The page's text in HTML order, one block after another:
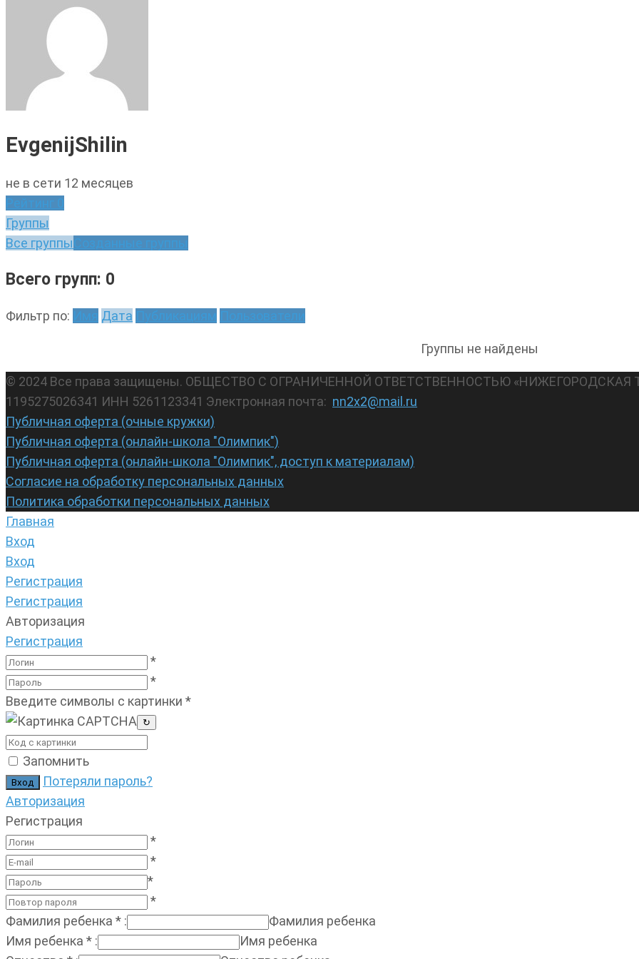
EvgenijShilin
не в сети 12 месяцев
Рейтинг 0
Группы
Все группыСозданные группы
Всего групп: 0
Фильтр по: Имя Дата Публикациям Пользователи
Группы не найдены
© 2024 Все права защищены. ОБЩЕСТВО С ОГРАНИЧЕННОЙ ОТВЕТСТВЕННОСТЬЮ «НИЖЕГОРОДСКАЯ
1195275026341 ИНН 5261123341 Электронная почта: nn2x2@mail.ru
Публичная оферта (очные кружки)
Публичная оферта (онлайн-школа "Олимпик")
Публичная оферта (онлайн-школа "Олимпик", доступ к материалам)
Согласие на обработку персональных данных
Политика обработки персональных данных
Главная
Вход
Вход
Регистрация
Регистрация
Авторизация
Регистрация
*
*
Введите символы с картинки *
↻
Запомнить
Потеряли пароль?
Авторизация
Регистрация
*
*
*
*
Фамилия ребенка * :
Фамилия ребенка
Имя ребенка * :
Имя ребенка